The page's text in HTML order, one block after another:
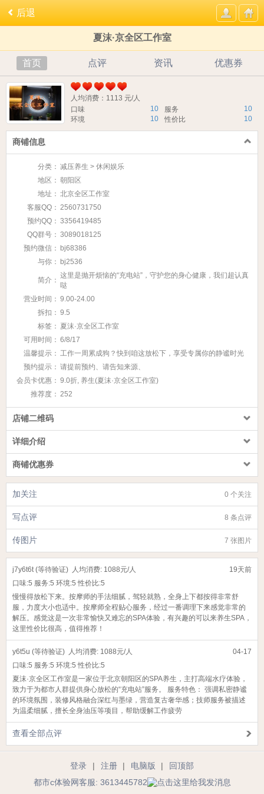
后退
夏沫·京全区工作室
首页 点评 资讯 优惠券
人均消费：1113 元/人
10
口味 10
服务
10
环境 10
性价比
商铺信息
分类： 减压养生 > 休闲娱乐
地区： 朝阳区
地址： 北京全区工作室
客服QQ： 2560731750
预约QQ： 3356419485
QQ群号： 3089018125
预约微信：
bj68386
与你：
bj2536
简介：
这里是抛开烦恼的“充电站”，守护您的身心健康，我们超认真
哒
营业时间： 9.00-24.00
拆扣： 9.5
标签： 夏沫·京全区工作室
可用时间： 6/8/17
温馨提示： 工作一周累成狗？快到咱这放松下，享受专属你的静谧时光
预约提示： 请提前预约、请告知来源、
会员卡优惠： 9.0折, 养生(夏沫·京全区工作室)
推荐度： 252
店铺二维码
详细介绍
商铺优惠券
0 个关注
加关注
8 条点评
写点评
7 张图片
传图片
19天前
j7y6t6t (等待验证) 人均消费: 1088元/人
口味:5 服务:5 环境:5 性价比:5
慢慢得放松下来。按摩师的手法细腻，驾轻就熟，全身上下都按得非常舒
服，力度大小也适中。按摩师全程贴心服务，经过一番调理下来感觉非常的
解压。感觉这是一次非常愉快又难忘的SPA体验，有兴趣的可以来养生SPA，
这里性价比很高，值得推荐！
04-17
y6t5u (等待验证) 人均消费: 1088元/人
口味:5 服务:5 环境:5 性价比:5
‌夏沫·京全区工作室‌是一家位于北京朝阳区的SPA养生，主打高端水疗体验，
致力于为都市人群提供身心放松的“充电站”服务。 ‌服务特色‌： 强调私密静谧
的环境氛围，装修风格融合深红与墨绿，营造复古奢华感；技师服务被描述
为温柔细腻，擅长全身油压等项目，帮助缓解工作疲劳
查看全部点评
登录 | 注册 | 电脑版 |
回顶部
都市c体验网客服: 3613445782